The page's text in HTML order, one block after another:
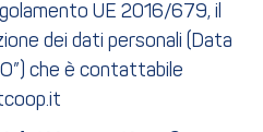
UE 2016/679, il
dei dati personali (Data
che è contattabile